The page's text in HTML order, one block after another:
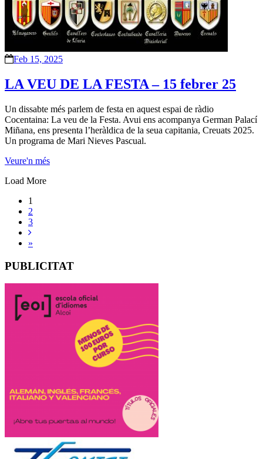
Feb 15, 2025
LA VEU DE LA FESTA – 15 febrer 25
Un dissabte més parlem de festa en aquest espai de ràdio
Cocentaina: La veu de la Festa. Avui ens acompanya German Palací
Miñana, ens presenta l’heràldica de la seua capitania, Creuats 2025.
Un programa de Mari Nieves Pascual.
Veure'n més
Load More
1
2
3
»
PUBLICITAT